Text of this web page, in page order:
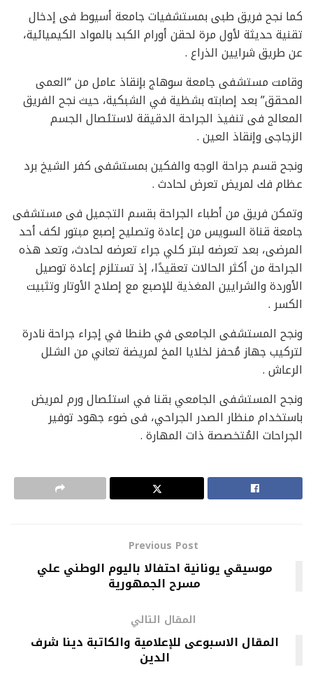
كما نجح فريق طبى بمستشفيات جامعة أسيوط فى إدخال
تقنية حديثة لأول مرة لحقن أورام الكبد بالمواد الكيميائية،
عن طريق شرايين الذراع .
وقامت مستشفى جامعة سوهاج بإنقاذ عامل من “العمى
المحقق” بعد إصابته بشظية في الشبكية، حيث نجح الفريق
المعالج فى تنفيذ الجراحة الدقيقة لاستئصال الجسم
الزجاجى وإنقاذ العين .
ونجح قسم جراحة الوجه والفكين بمستشفى كفر الشيخ برد
عظام فك لمريض تعرض لحادث .
وتمكن فريق من أطباء الجراحة بقسم التجميل فى مستشفى
جامعة قناة السويس من إعادة وتصليح إصبع مبتور لكف أحد
المرضى، بعد تعرضه لبتر كلي جراء تعرضه لحادث، وتعد هذه
الجراحة من أكثر الحالات تعقيدًا، إذ تستلزم إعادة توصيل
الأوردة والشرايين المغذية للإصبع مع إصلاح الأوتار وتثبيت
الكسر .
ونجح المستشفى الجامعى في طنطا في إجراء جراحة نادرة
لتركيب جهاز مُحفز لخلايا المخ لمريضة تعاني من الشلل
الرعاش .
ونجح المستشفى الجامعي بقنا في استئصال ورم لمريض
باستخدام منظار الصدر الجراحي، فى ضوء جهود توفير
الجراحات المُتخصصة ذات المهارة .
Previous Post
موسيقي يونانية احتفالا باليوم الوطني علي
مسرح الجمهورية
المقال التالي
المقال الاسبوعى للإعلامية والكاتبة دينا شرف
الدين